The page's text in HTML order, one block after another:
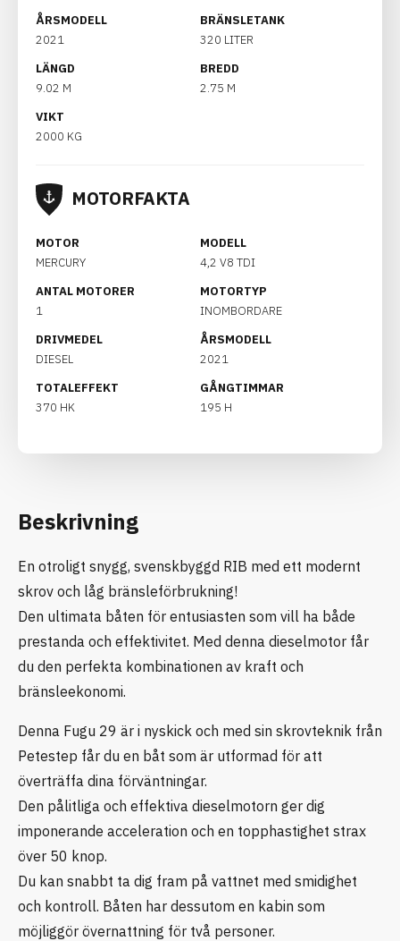
ÅRSMODELL
2021
BRÄNSLETANK
320 LITER
LÄNGD
9.02 M
BREDD
2.75 M
VIKT
2000 KG
MOTORFAKTA
MOTOR
MERCURY
MODELL
4,2 V8 TDI
ANTAL MOTORER
1
MOTORTYP
INOMBORDARE
DRIVMEDEL
DIESEL
ÅRSMODELL
2021
TOTALEFFEKT
370 HK
GÅNGTIMMAR
195 H
Beskrivning
En otroligt snygg, svenskbyggd RIB med ett modernt
skrov och låg bränsleförbrukning!
Den ultimata båten för entusiasten som vill ha både
prestanda och effektivitet. Med denna dieselmotor får
du den perfekta kombinationen av kraft och
bränsleekonomi.
Denna Fugu 29 är i nyskick och med sin skrovteknik från
Petestep får du en båt som är utformad för att
överträffa dina förväntningar.
Den pålitliga och effektiva dieselmotorn ger dig
imponerande acceleration och en topphastighet strax
över 50 knop.
Du kan snabbt ta dig fram på vattnet med smidighet
och kontroll. Båten har dessutom en kabin som
möjliggör övernattning för två personer.